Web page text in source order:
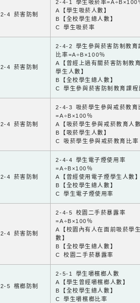
2-4 菸害防制
2-4-1 學生吸菸率=A÷B×100
A【學生吸菸人數】
B【全校學生總人數】
C 學生吸菸率
2-4 菸害防制
2-4-2 學生參與菸害防制教育
比率=A÷B×100％
A【曾經上過有關菸害防制教
學生人數】
B【全校學生總人數】
C 學生參與菸害防制教育課程
2-4 菸害防制
2-4-3 吸菸學生參與戒菸教育
=A÷B×100％
A【吸菸學生參與戒菸教育人
B【吸菸學生人數】
C 吸菸學生參與戒菸教育比率
2-4 菸害防制
2-4-4 學生電子煙使用率
=A÷B×100％
A【曾經使用電子煙學生人數
B【全校學生總人數】
C 學生電子煙使用率
2-4 菸害防制
2-4-5 校園二手菸暴露率
=A÷B×100％
A【校園內有人在面前吸菸學
數】
B【全校學生總人數】
C 校園二手菸暴露率
2-5 檳榔防制
2-5-1 學生嚼檳榔人數
A【學生曾經嚼檳榔人數】
B【全校學生總人數】
C 學生嚼檳榔比率